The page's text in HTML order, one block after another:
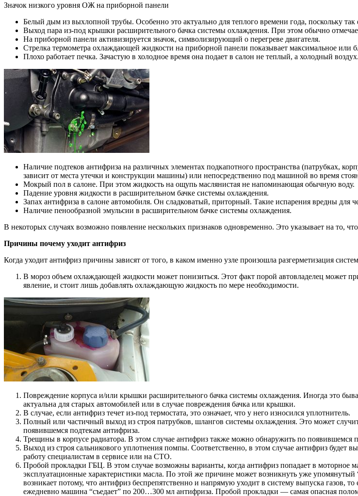
Значок низкого уровня ОЖ на приборной панели
Белый дым из выхлопной трубы. Особенно это актуально для теплого времени года, поскольку так
Выход пара из-под крышки расширительного бачка системы охлаждения. При этом обычно
На приборной панели активизируется значок, символизирующий о перегреве двигателя.
Стрелка термометра охлаждающей жидкости на приборной панели показывает максимальное или
Плохо работает печка. Зачастую в холодное время она подает в салон не теплый, а холодный воздух.
Наличие подтеков антифриза на различных элементах подкапотного пространства (патрубках,
зависит от места утечки и конструкции машины) или непосредственно под машиной во время
Мокрый пол в салоне. При этом жидкость на ощупь маслянистая не напоминающая обычную воду.
Падение уровня жидкости в расширительном бачке системы охлаждения.
Запах антифриза в салоне автомобиля. Он сладковатый, приторный. Такие испарения вредны для
Наличие пенообразной эмульсии в расширительном бачке системы охлаждения.
В некоторых случаях возможно появление нескольких признаков одновременно. Это указывает на то,
Причины почему уходит антифриз
Когда уходит антифриз причины зависят от того, в каком именно узле произошла разгерметизация
В мороз объем охлаждающей жидкости может понизиться. Этот факт порой автовладелец может
явление, и стоит лишь добавлять охлаждающую жидкость по мере необходимости.
Повреждение корпуса и/или крышки расширительного бачка системы охлаждения. Иногда это
актуальна для старых автомобилей или в случае повреждения бачка или крышки.
В случае, если антифриз течет из-под термостата, это означает, что у него износился уплотнитель.
Полный или частичный выход из строя патрубков, шлангов системы охлаждения. Это может
появившемся подтекам антифриза.
Трещины в корпусе радиатора. В этом случае антифриз также можно обнаружить по появившемся
Выход из строя сальникового уплотнения помпы. Соответственно, в этом случае антифриз будет
работу специалистам в сервисе или на СТО.
Пробой прокладки ГБЦ. В этом случае возможны варианты, когда антифриз попадает в моторное
эксплуатационные характеристики масла. По этой же причине может возникнуть уже
возникает потому, что антифриз беспрепятственно и напрямую уходит в систему выпуска газов,
ежедневно машина “съедает” по 200…300 мл антифриза. Пробой прокладки — самая опасная